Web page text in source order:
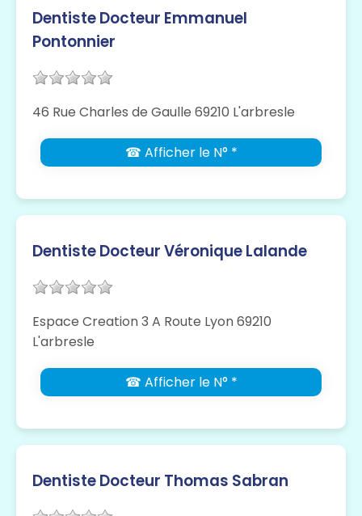
Dentiste Docteur Emmanuel
Pontonnier
46 Rue Charles de Gaulle 69210 L'arbresle
☎ Afficher le N° *
Dentiste Docteur Véronique Lalande
Espace Creation 3 A Route Lyon 69210
L'arbresle
☎ Afficher le N° *
Dentiste Docteur Thomas Sabran